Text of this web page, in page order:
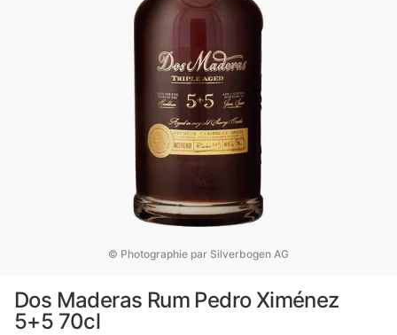
© Photographie par Silverbogen AG
Dos Maderas Rum Pedro Ximénez
5+5 70cl